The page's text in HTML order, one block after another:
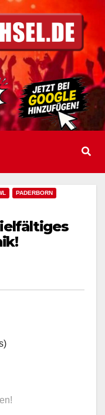
PADERBORN